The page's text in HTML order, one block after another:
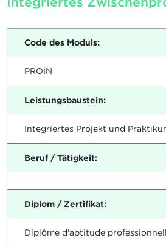
Code des Moduls:
PROIN
Leistungsbaustein:
Integriertes Projekt und
Beruf / Tätigkeit:
Diplom / Zertifikat:
Diplôme d'aptitude